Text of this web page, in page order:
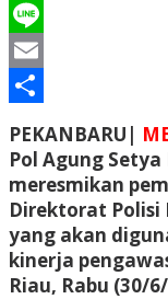
WhatsApp
Line
Email
PEKANBARU|
Pol Agung
meresmikan
Direktorat Polisi
yang akan
kinerja
Riau, Rabu (30/